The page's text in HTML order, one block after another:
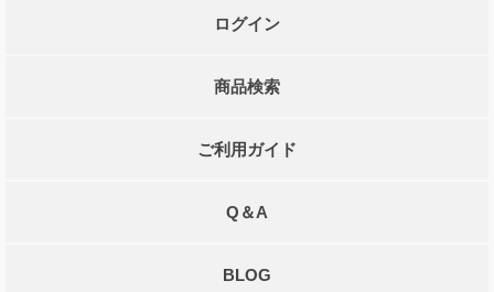
ログイン
商品検索
ご利用ガイド
Q＆A
BLOG